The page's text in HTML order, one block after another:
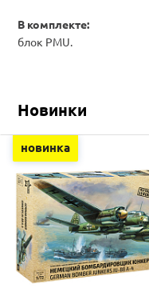
В комплекте:
блок PMU.
Новинки
новинка